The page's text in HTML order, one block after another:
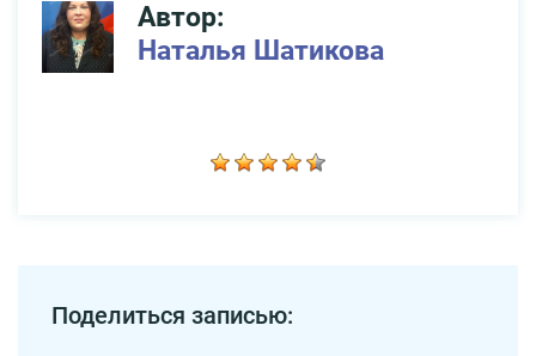
Автор:
Наталья Шатикова
Поделиться записью: